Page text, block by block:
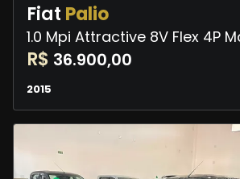
Fiat Palio
1.0 Mpi Attractive 8V Flex 4P
R$ 36.900,00
2015